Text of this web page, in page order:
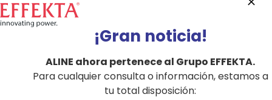
SAI Monofásico Online Doble Conversión
Serie NEWTON hasta 20 KVA
Detalles
¡Gran noticia!
ALINE ahora pertenece al Grupo EFFEKTA.
Para cualquier consulta o información, estamos a
tu total disposición: